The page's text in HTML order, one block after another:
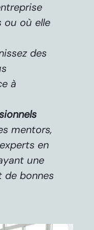
ou où elle
des
à
mentors,
en
une
de bonnes